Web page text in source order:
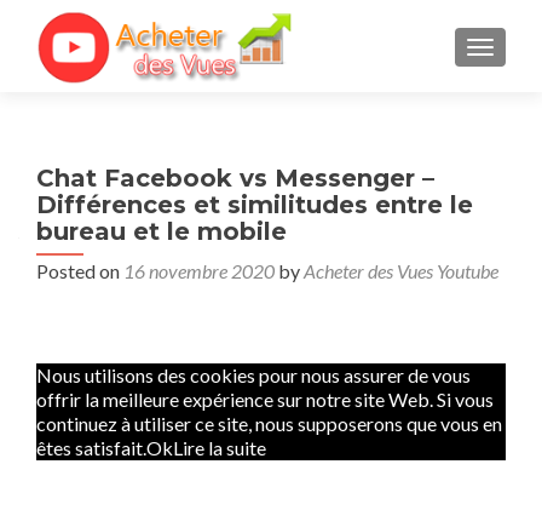
Chat Facebook vs Messenger –
Différences et similitudes entre le
bureau et le mobile
Posted on 16 novembre 2020 byAcheter des Vues Youtube
Nous utilisons des cookies pour nous assurer de vous
offrir la meilleure expérience sur notre site Web. Si vous
continuez à utiliser ce site, nous supposerons que vous en
êtes satisfait.OkLire la suite